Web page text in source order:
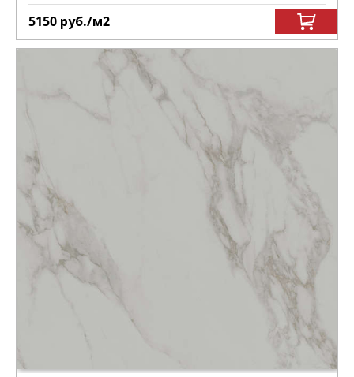
5150 руб./м2